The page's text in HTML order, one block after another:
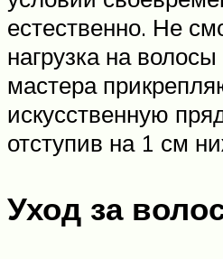
естественно. Не
нагрузка на
мастера
искусственную
отступив на 1 см
Уход за